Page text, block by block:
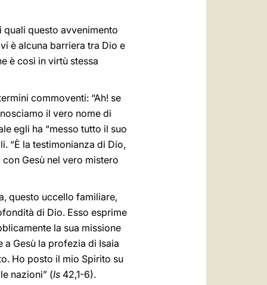
quali questo avvenimento
è alcuna barriera tra Dio e
è così in virtù stessa
commoventi: “Ah! se
il vero nome di
egli ha “messo tutto il suo
“È la testimonianza di Dio,
Gesù nel vero mistero
questo uccello familiare,
di Dio. Esso esprime
la sua missione
Gesù la profezia di Isaia
Ho posto il mio Spirito su
nazioni” (Is 42,1-6).